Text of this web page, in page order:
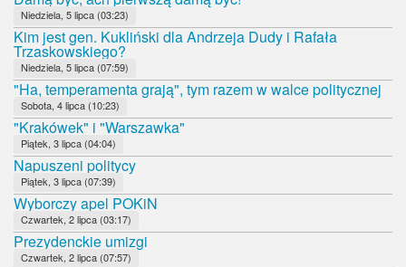
Niedziela, 5 lipca (03:23)
Kim jest gen. Kukliński dla Andrzeja Dudy i Rafała
Trzaskowskiego?
Niedziela, 5 lipca (07:59)
"Ha, temperamenta grają", tym razem w walce politycznej
Sobota, 4 lipca (10:23)
"Krakówek" i "Warszawka"
Piątek, 3 lipca (04:04)
Napuszeni politycy
Piątek, 3 lipca (07:39)
Wyborczy apel POKiN
Czwartek, 2 lipca (03:17)
Prezydenckie umizgi
Czwartek, 2 lipca (07:57)